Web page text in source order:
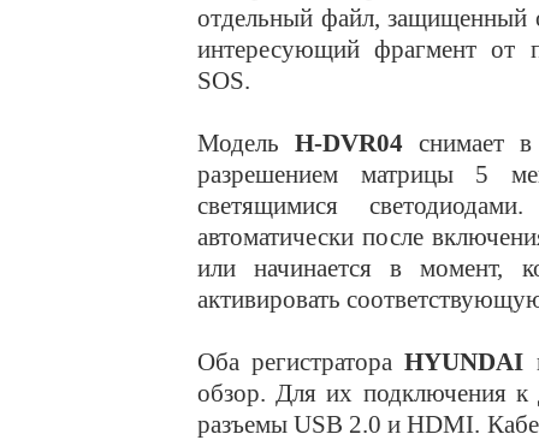
отдельный файл, защищенный
интересующий фрагмент от
SOS.
Модель H-DVR04 снимает
разрешением матрицы 5
светящимися
автоматически после
или начинается в момент,
активировать
Оба регистратораHYUNDAI
обзор. Для их подключения к
разъемы USB 2.0 и HDMI.